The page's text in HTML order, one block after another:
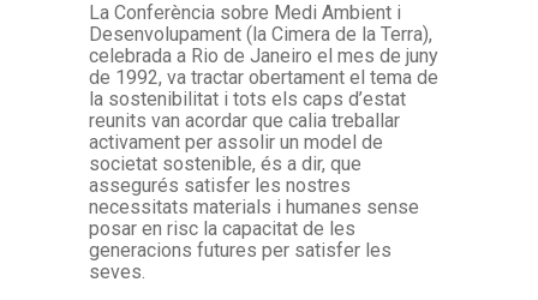
La Conferència sobre Medi Ambient i
Desenvolupament (la Cimera de la Terra),
celebrada a Rio de Janeiro el mes de juny
de 1992, va tractar obertament el tema de
la sostenibilitat i tots els caps d’estat
reunits van acordar que calia treballar
activament per assolir un model de
societat sostenible, és a dir, que
assegurés satisfer les nostres
necessitats materials i humanes sense
posar en risc la capacitat de les
generacions futures per satisfer les
seves.